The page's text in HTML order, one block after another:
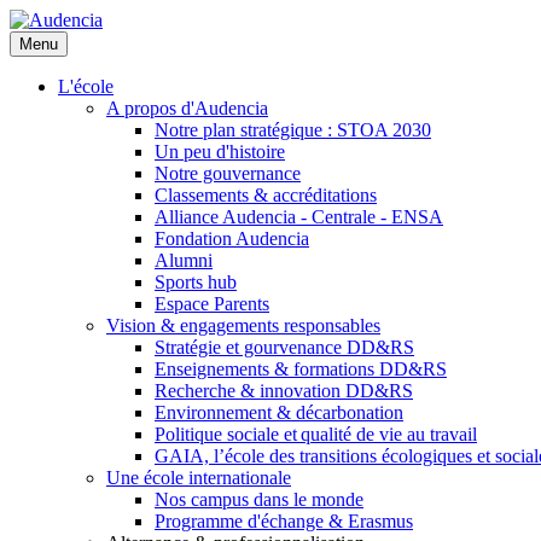
Aller
au
contenu
principal
Menu
L'école
A propos d'Audencia
Notre plan stratégique : STOA 2030
Un peu d'histoire
Notre gouvernance
Classements & accréditations
Alliance Audencia - Centrale - ENSA
Fondation Audencia
Alumni
Sports hub
Espace Parents
Vision & engagements responsables
Stratégie et gourvenance DD&RS
Enseignements & formations DD&RS
Recherche & innovation DD&RS
Environnement & décarbonation
Politique sociale et qualité de vie au travail
GAIA, l’école des transitions écologiques et
Une école internationale
Nos campus dans le monde
Programme d'échange & Erasmus